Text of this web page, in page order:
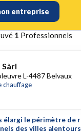
entreprise
1 Professionnels
L-4487 Belvaux
chauffage
élargi le périmètre de
des villes